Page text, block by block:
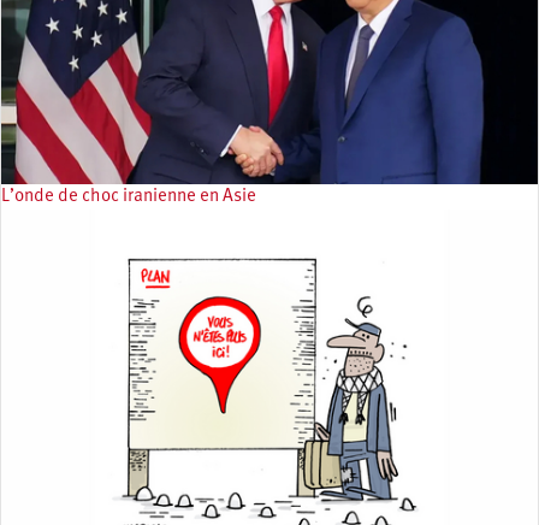
L’onde de choc iranienne en Asie